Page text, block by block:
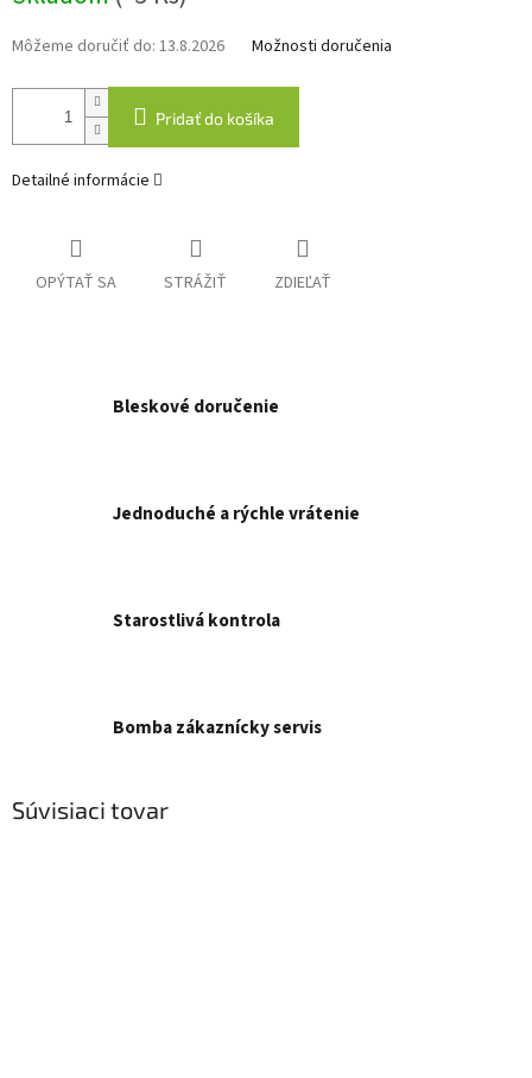
Môžeme doručiť do: 13.8.2026 Možnosti doručenia
Pridať do košíka
Detailné informácie
OPÝTAŤ SA STRÁŽIŤ ZDIEĽAŤ
Bleskové doručenie
Jednoduché a rýchle vrátenie
Starostlivá kontrola
Bomba zákaznícky servis
Súvisiaci tovar